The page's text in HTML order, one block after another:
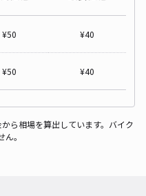
¥50 ¥40
¥50 ¥40
ら相場を算出しています。バイク
。